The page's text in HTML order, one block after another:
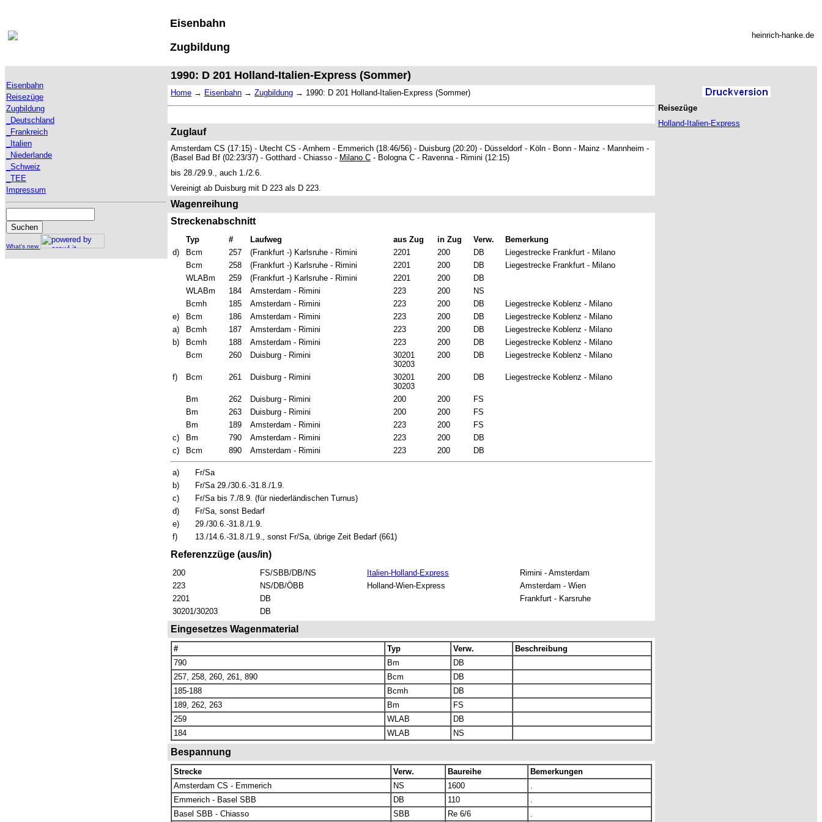
Eisenbahn
Zugbildung
heinrich-hanke.de
Eisenbahn
Reisezüge
Zugbildung
_Deutschland
_Frankreich
_Italien
_Niederlande
_Schweiz
_TEE
Impressum
What's new
1990: D 201 Holland-Italien-Express (Sommer)
Home → Eisenbahn → Zugbildung → 1990: D 201 Holland-Italien-Express (Sommer)
Zuglauf
Amsterdam CS (17:15) - Utecht CS - Arnhem - Emmerich (18:46/56) - Duisburg (20:20) - Düsseldorf - Köln - Bonn - Mainz - Mannheim -
(Basel Bad Bf (02:23/37) - Gotthard - Chiasso - Milano C - Bologna C - Ravenna - Rimini (12:15)
bis 28./29.9., auch 1./2.6.
Vereinigt ab Duisburg mit D 223 als D 223.
Wagenreihung
Streckenabschnitt
Typ # Laufweg aus Zug in Zug Verw.
Bemerkung
d)
Bcm 257 (Frankfurt -) Karlsruhe - Rimini 2201 200 DB
Liegestrecke Frankfurt - Milano
Bcm
258 (Frankfurt -) Karlsruhe - Rimini 2201 200 DB
Liegestrecke Frankfurt - Milano
WLABm
259 (Frankfurt -) Karlsruhe - Rimini 2201 200
DB
WLABm
184 Amsterdam - Rimini 223 200
NS
Bcmh
185 Amsterdam - Rimini 223 200 DB
Liegestrecke Koblenz - Milano
e)
Bcm 186 Amsterdam - Rimini 223 200 DB
Liegestrecke Koblenz - Milano
a)
Bcmh 187 Amsterdam - Rimini 223 200 DB
Liegestrecke Koblenz - Milano
b)
Bcmh 188 Amsterdam - Rimini 223 200 DB
Liegestrecke Koblenz - Milano
Bcm
260 Duisburg - Rimini
30201
30203
200 DB Liegestrecke Koblenz - Milano
f) Bcm 261 Duisburg - Rimini
30201
30203
200 DB Liegestrecke Koblenz - Milano
Bm 262 Duisburg - Rimini 200 200
FS
Bm
263 Duisburg - Rimini 200 200
FS
Bm
189 Amsterdam - Rimini 223 200
FS
c)
Bm 790 Amsterdam - Rimini 223 200
DB
c)
Bcm 890 Amsterdam - Rimini 223 200 DB
a)
Fr/Sa
b)
Fr/Sa 29./30.6.-31.8./1.9.
c)
Fr/Sa bis 7./8.9. (für niederländischen Turnus)
d)
Fr/Sa, sonst Bedarf
e)
29./30.6.-31.8./1.9.
f)
13./14.6.-31.8./1.9., sonst Fr/Sa, übrige Zeit Bedarf (661)
Referenzzüge (aus/in)
200 FS/SBB/DB/NS Italien-Holland-Express
Rimini - Amsterdam
223
NS/DB/ÖBB Holland-Wien-Express
Amsterdam - Wien
2201
DB
Frankfurt - Karsruhe
30201/30203
DB
Eingesetzes Wagenmaterial
# Typ Verw.
Beschreibung
790
Bm
DB
257, 258, 260, 261, 890
Bcm
DB
185-188
Bcmh
DB
189, 262, 263
Bm
FS
259
WLAB
DB
184
WLAB NS
Bespannung
Strecke Verw. Baureihe
Bemerkungen
Amsterdam CS - Emmerich
NS 1600
.
Emmerich - Basel SBB
DB 110
.
Basel SBB - Chiasso
SBB Re 6/6 .
Reisezüge
Holland-Italien-Express